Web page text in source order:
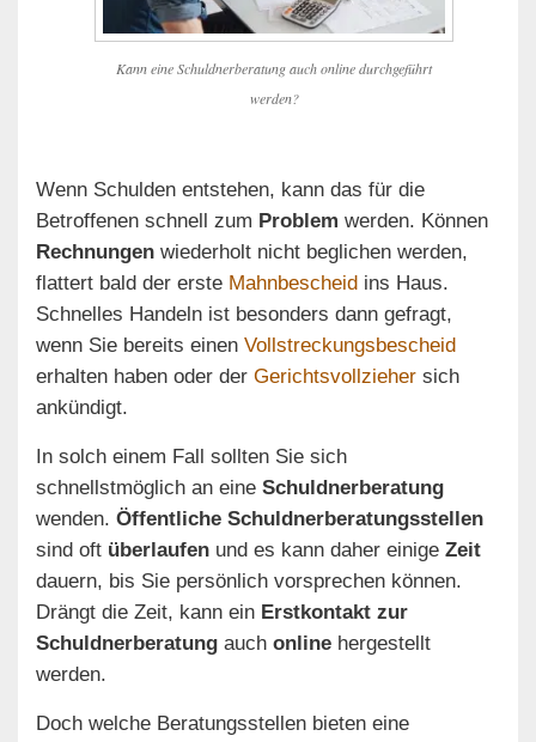
Kann eine Schuldnerberatung auch online durchgeführt
werden?
Wenn Schulden entstehen, kann das für die
Betroffenen schnell zum Problem werden. Können
Rechnungen wiederholt nicht beglichen werden,
flattert bald der erste Mahnbescheid ins Haus.
Schnelles Handeln ist besonders dann gefragt,
wenn Sie bereits einen Vollstreckungsbescheid
erhalten haben oder der Gerichtsvollzieher sich
ankündigt.
In solch einem Fall sollten Sie sich
schnellstmöglich an eine Schuldnerberatung
wenden. Öffentliche Schuldnerberatungsstellen
sind oft überlaufen und es kann daher einige Zeit
dauern, bis Sie persönlich vorsprechen können.
Drängt die Zeit, kann ein Erstkontakt zur
Schuldnerberatung auch online hergestellt
werden.
Doch welche Beratungsstellen bieten eine